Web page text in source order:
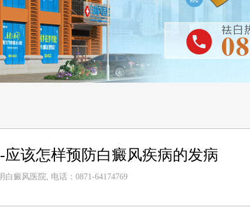
该怎样预防白癜风疾病的发病
白癜风医院, 电话：0871-64174769